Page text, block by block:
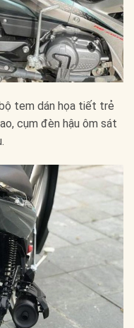
tem dán họa tiết trẻ
cụm đèn hậu ôm sát